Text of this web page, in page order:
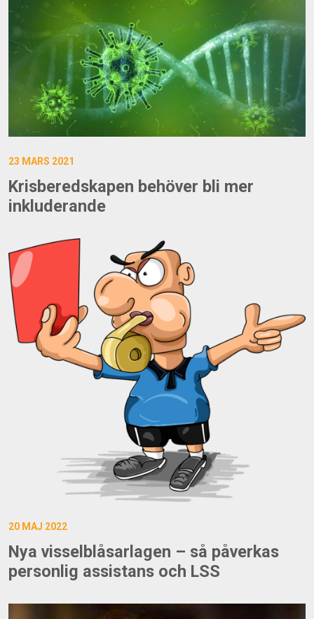
23 MARS 2021
Krisberedskapen behöver bli mer
inkluderande
20 MAJ 2022
Nya visselblåsarlagen – så påverkas
personlig assistans och LSS